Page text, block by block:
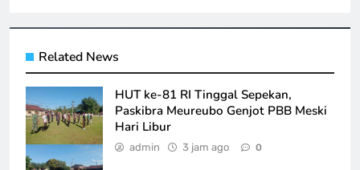
Related News
HUT ke-81 RI Tinggal Sepekan,
Paskibra Meureubo Genjot PBB Meski
Hari Libur
admin 3 jam ago 0